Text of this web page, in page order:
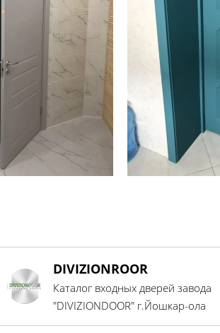
DIVIZIONROOR
Каталог входных дверей завода
"DIVIZIONDOOR" г.Йошкар-ола